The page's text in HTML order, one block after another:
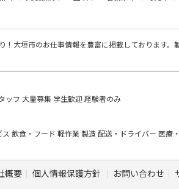
！大垣市のお仕事情報を豊富に掲載しております。
ッフ 大量募集 学生歓迎経験者のみ
飲食・フード 軽作業製造配送・ドライバー 医療
概要 個人情報保護方針 お問い合わせ